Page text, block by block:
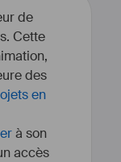
de
Cette
des
en
à son
accès